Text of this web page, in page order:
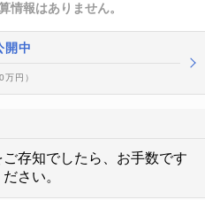
情報はありません。
開中
円）
存知でしたら、お手数です
さい。